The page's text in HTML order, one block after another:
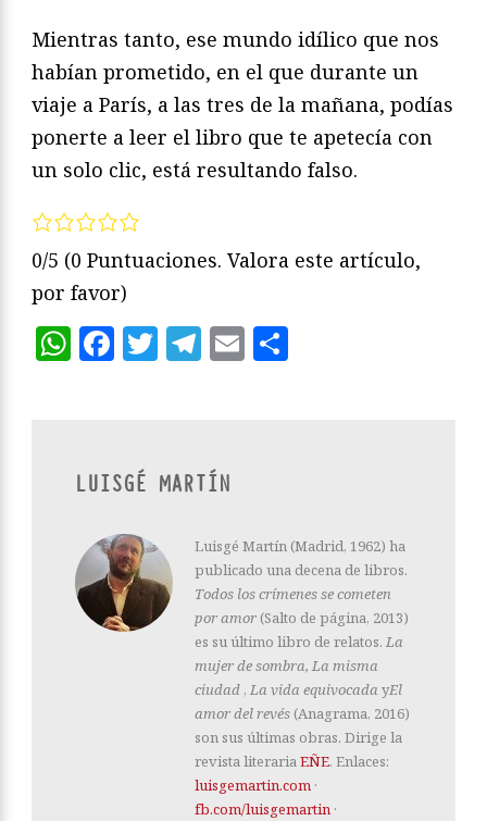
Mientras tanto, ese mundo idílico que nos
habían prometido, en el que durante un
viaje a París, a las tres de la mañana, podías
ponerte a leer el libro que te apetecía con
un solo clic, está resultando falso.
0/5 (0 Puntuaciones. Valora este artículo,
por favor)
WhatsApp
Facebook
Twitter
Telegram
Email
LUISGÉ MARTÍN
Luisgé Martín (Madrid, 1962) ha
publicado una decena de libros.
Todos los crímenes se cometen
por amor (Salto de página, 2013)
es su último libro de relatos. La
mujer de sombra, La misma
ciudad , La vida equivocada yEl
amor del revés (Anagrama, 2016)
son sus últimas obras. Dirige la
revista literariaEÑE. Enlaces:
luisgemartin.com ·
fb.com/luisgemartin ·